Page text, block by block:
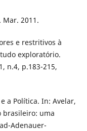
Mar. 2011.
e restritivos à
exploratório.
n.4, p.183-215,
a Política. In: Avelar,
brasileiro: uma
Adenauer-